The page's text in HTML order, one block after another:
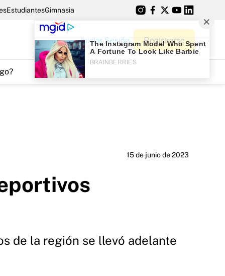
EstudiantesGimnasia
Iniciar Sesión Registrarse
15 de junio de 2023
de la región se llevó adelante